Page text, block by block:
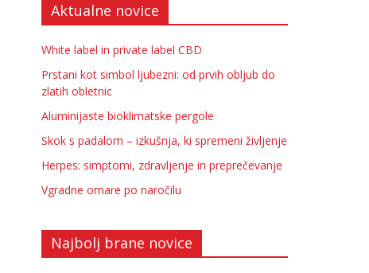
Aktualne novice
White label in private label CBD
Prstani kot simbol ljubezni: od prvih obljub do
zlatih obletnic
Aluminijaste bioklimatske pergole
Skok s padalom – izkušnja, ki spremeni življenje
Herpes: simptomi, zdravljenje in preprečevanje
Vgradne omare po naročilu
Najbolj brane novice